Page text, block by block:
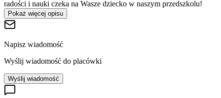
radości i nauki czeka na Wasze dziecko w naszym przedszkolu!
Pokaż więcej opisu
Napisz wiadomość
Wyślij wiadomość do placówki
Wyślij wiadomość